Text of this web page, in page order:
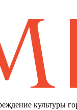
культуры